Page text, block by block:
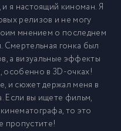
я настоящий киноман. Я
релизов и не могу
мнением о последнем
гонка был
а визуальные эффекты
в 3D-очках!
и сюжет держал меня в
Если вы ищете фильм,
то это
пропустите!